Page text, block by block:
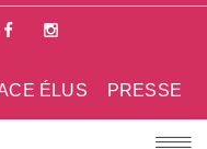
PRESSE
ÉLUS